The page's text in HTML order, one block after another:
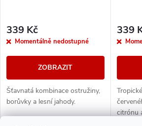
339 Kč
Momentálně nedostupné
ZOBRAZIT
Šťavnatá kombinace ostružiny,
borůvky a lesní jahody.
339
citrónu